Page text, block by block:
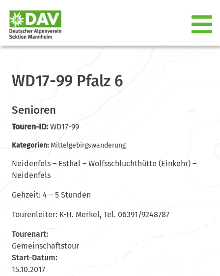
WD17-99 Pfalz 6
Senioren
Touren-ID:WD17-99
Kategorien: Mittelgebirgswanderung
Neidenfels – Esthal – Wolfsschluchthütte (Einkehr) –
Neidenfels
Gehzeit: 4 – 5 Stunden
Tourenleiter: K-H. Merkel, Tel. 06391/9248787
Tourenart:
Gemeinschaftstour
Start-Datum:
15.10.2017